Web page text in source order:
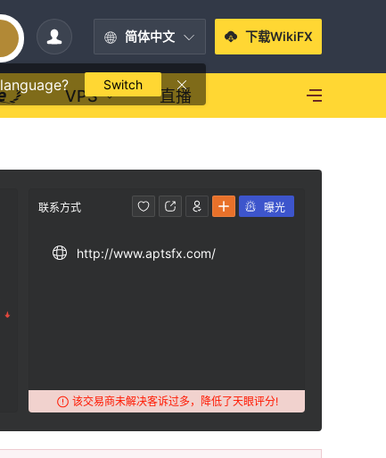
简体中文
Switch
下载WikiFX
VPS 直播
联系方式
http://www.aptsfx.com/
该交易商未解决客诉过多，降低了天眼评分!
曝光